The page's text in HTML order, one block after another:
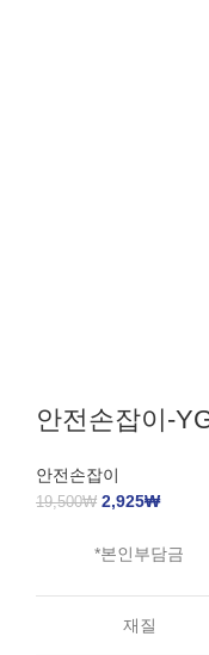
안전손잡이-
안전손잡이
19,500₩ 2,925₩
*본인부담금
재질